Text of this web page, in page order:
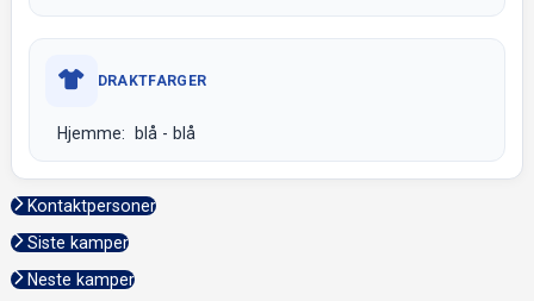
DRAKTFARGER
Hjemme: blå - blå
Kontaktpersoner
Siste kamper
Neste kamper